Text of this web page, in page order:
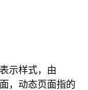
示样式，由
，动态页面指的